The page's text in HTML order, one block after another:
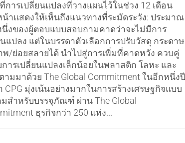
การเปลี่ยนแปลงที่วางแผนไว้ในช่วง 12 เดือน
น้าแสดงให้เห็นถึงแนวทางที่ระมัดระวัง: ประมาณ
นึ่งของผู้ตอบแบบสอบถามคาดว่าจะไม่มีการ
แปลง แต่ในบรรดาตัวเลือกการปรับวัสดุ กระดาษ
พ/ย่อยสลายได้ นำไปสู่การเพิ่มที่คาดหวัง ควบคู่
ารเปลี่ยนแปลงเล็กน้อยในพลาสติก โลหะ และ
ามมาด้วย The Global Commitment ในอีกหนึ่งปี
CPG มุ่งเน้นอย่างมากในการสร้างเศรษฐกิจแบบ
มสำหรับบรรจุภัณฑ์ ผ่าน The Global
ธุรกิจกว่า 250 แห่ง...